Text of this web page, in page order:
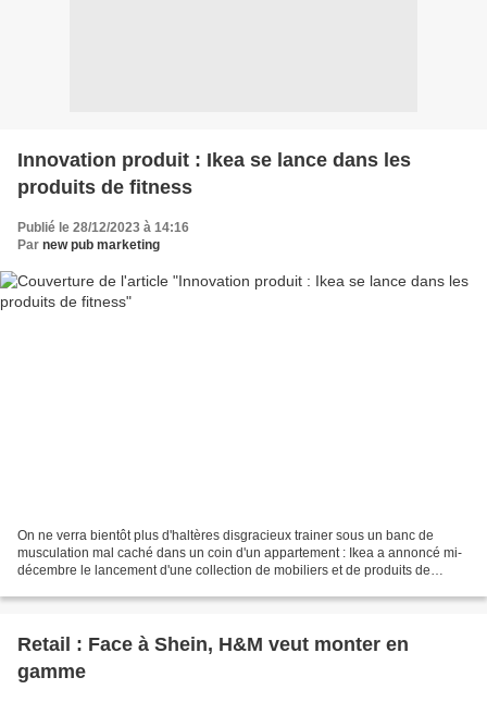
Innovation produit : Ikea se lance dans les
produits de fitness
Publié le 28/12/2023 à 14:16
Par new pub marketing
On ne verra bientôt plus d'haltères disgracieux trainer sous un banc de
musculation mal caché dans un coin d'un appartement : Ikea a annoncé mi-
décembre le lancement d'une collection de mobiliers et de produits de
Retail : Face à Shein, H&M veut monter en
gamme